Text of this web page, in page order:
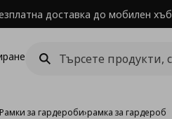
доставка до мобилен хъб
Рамки за гардероби›рамка за гардероб